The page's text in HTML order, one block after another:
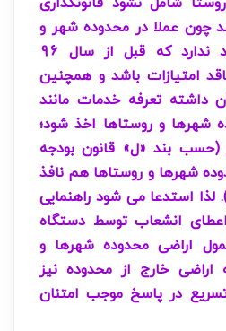
چون عملا در محدوده شهر و
روستا ساختمانی وجود ندارد که قبل از سال 96
امتیازات باشد و همچنین
داشته تعرفه خدمات مانند
شهرها و روستاها اخذ شود؛
(حسب بند «ل» قانون بودجه
شهرها و روستاها هم نافذ
لذا استدعا می شود راهنمایی
اعطای انشعاب توسط دستگاه
اراضی محدوده شهرها و
خارج از محدوده نیز
در پاسخ موجب امتنان